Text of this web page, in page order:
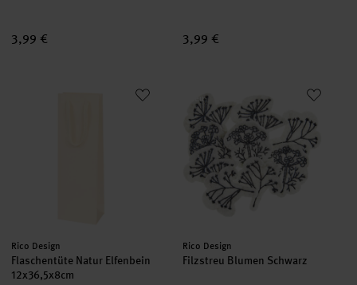
3,99 € 3,99 €
Flaschentüte Natur Elfenbein
Hersteller:
Rico Design
Flaschentüte Natur Elfenbein
12x36,5x8cm
neu
Filzstreu Blumen Schwarz
Hersteller:
Rico Design
Filzstreu Blumen Schwarz